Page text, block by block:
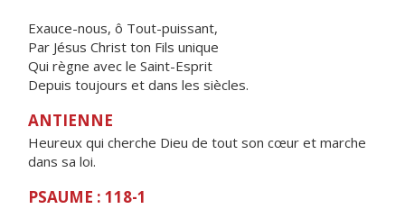
Exauce-nous, ô Tout-puissant,
Par Jésus Christ ton Fils unique
Qui règne avec le Saint-Esprit
Depuis toujours et dans les siècles.
ANTIENNE
Heureux qui cherche Dieu de tout son cœur et marche
dans sa loi.
PSAUME : 118-1